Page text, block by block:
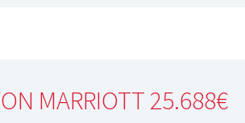
MARRIOTT 25.688€